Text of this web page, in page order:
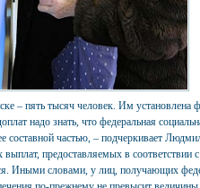
– пять тысяч человек. Им установлена
надо знать, что федеральная
составной частью, – подчеркивает
предоставляемых в соответствии
Иными словами, у лиц, получающих